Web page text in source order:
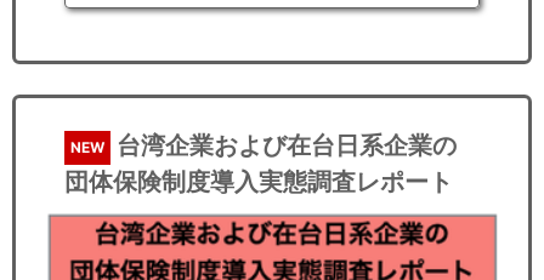
NEW
台湾企業および在台日系企業の
団体保険制度導入実態調査レポート